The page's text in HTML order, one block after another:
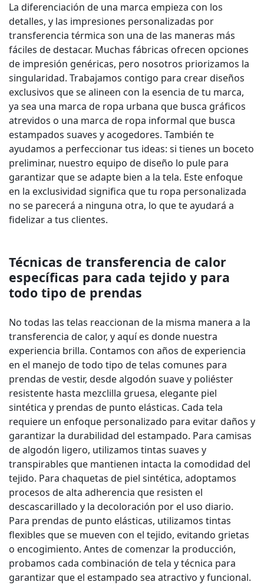
La diferenciación de una marca empieza con los
detalles, y las impresiones personalizadas por
transferencia térmica son una de las maneras más
fáciles de destacar. Muchas fábricas ofrecen opciones
de impresión genéricas, pero nosotros priorizamos la
singularidad. Trabajamos contigo para crear diseños
exclusivos que se alineen con la esencia de tu marca,
ya sea una marca de ropa urbana que busca gráficos
atrevidos o una marca de ropa informal que busca
estampados suaves y acogedores. También te
ayudamos a perfeccionar tus ideas: si tienes un boceto
preliminar, nuestro equipo de diseño lo pule para
garantizar que se adapte bien a la tela. Este enfoque
en la exclusividad significa que tu ropa personalizada
no se parecerá a ninguna otra, lo que te ayudará a
fidelizar a tus clientes.
Técnicas de transferencia de calor
específicas para cada tejido y para
todo tipo de prendas
No todas las telas reaccionan de la misma manera a la
transferencia de calor, y aquí es donde nuestra
experiencia brilla. Contamos con años de experiencia
en el manejo de todo tipo de telas comunes para
prendas de vestir, desde algodón suave y poliéster
resistente hasta mezclilla gruesa, elegante piel
sintética y prendas de punto elásticas. Cada tela
requiere un enfoque personalizado para evitar daños y
garantizar la durabilidad del estampado. Para camisas
de algodón ligero, utilizamos tintas suaves y
transpirables que mantienen intacta la comodidad del
tejido. Para chaquetas de piel sintética, adoptamos
procesos de alta adherencia que resisten el
descascarillado y la decoloración por el uso diario.
Para prendas de punto elásticas, utilizamos tintas
flexibles que se mueven con el tejido, evitando grietas
o encogimiento. Antes de comenzar la producción,
probamos cada combinación de tela y técnica para
garantizar que el estampado sea atractivo y funcional.